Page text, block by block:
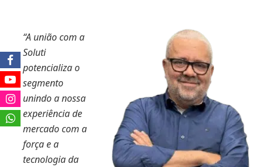
“A união com a
Soluti
potencializa o
segmento
unindo a nossa
experiência de
mercado com a
força e a
tecnologia da